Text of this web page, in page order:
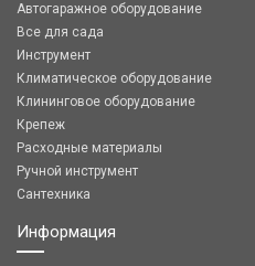
Автогаражное оборудование
Все для сада
Инструмент
Климатическое оборудование
Клининговое оборудование
Крепеж
Расходные материалы
Ручной инструмент
Сантехника
Информация